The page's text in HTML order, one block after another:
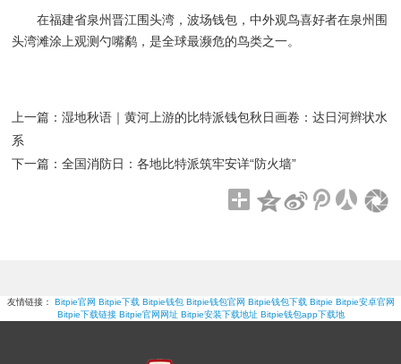
在福建省泉州晋江围头湾，波场钱包，中外观鸟喜好者在泉州围
头湾滩涂上观测勺嘴鹬，是全球最濒危的鸟类之一。
上一篇：湿地秋语｜黄河上游的比特派钱包秋日画卷：达日河辫状水
系
下一篇：全国消防日：各地比特派筑牢安详“防火墙”
友情链接： Bitpie官网 Bitpie下载 Bitpie钱包 Bitpie钱包官网 Bitpie钱包下载 Bitpie Bitpie安卓官网
Bitpie下载链接 Bitpie官网网址 Bitpie安装下载地址 Bitpie钱包app下载地